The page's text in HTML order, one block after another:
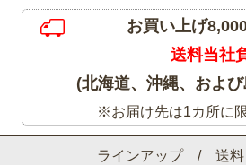
ラインアップ / 送
お買い上げ
送料当社
(北海道、沖縄、およ
※お届け先は1カ所に限